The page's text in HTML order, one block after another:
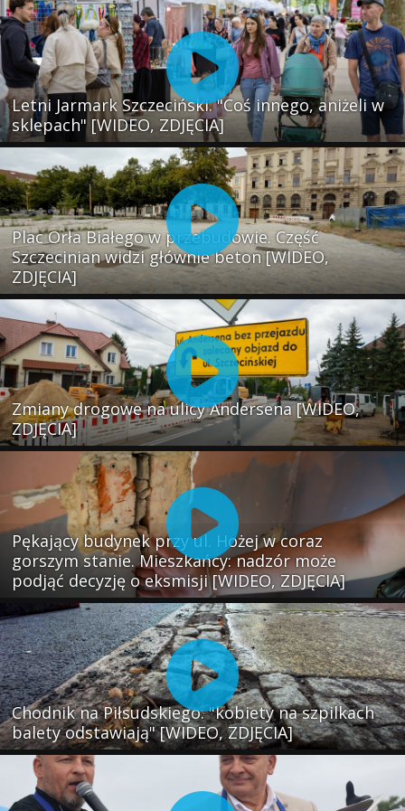
Letni Jarmark Szczeciński. "Coś innego, aniżeli w
sklepach" [WIDEO, ZDJĘCIA]
Plac Orła Białego w przebudowie. Część
Szczecinian widzi głównie beton [WIDEO,
ZDJĘCIA]
Zmiany drogowe na ulicy Andersena [WIDEO,
ZDJĘCIA]
Pękający budynek przy ul. Hożej w coraz
gorszym stanie. Mieszkańcy: nadzór może
podjąć decyzję o eksmisji [WIDEO, ZDJĘCIA]
Chodnik na Piłsudskiego: "kobiety na szpilkach
balety odstawiają" [WIDEO, ZDJĘCIA]